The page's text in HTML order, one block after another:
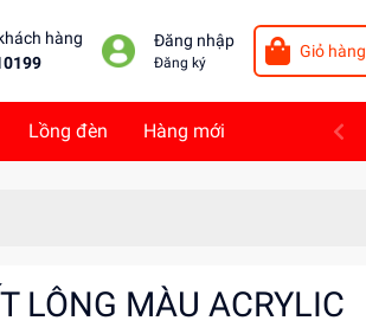
hàng
Đăng nhập
Đăng ký
Giỏ hàng
Lồng đèn Hàng mới
LÔNG MÀU ACRYLIC